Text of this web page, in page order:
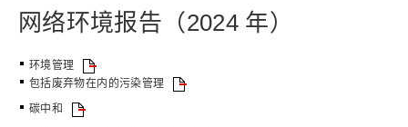
网络环境报告（2024 年）
环境管理
包括废弃物在内的污染管理
碳中和